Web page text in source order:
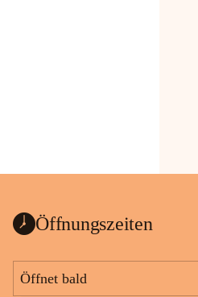
Öffnungszeiten
Öffnet bald